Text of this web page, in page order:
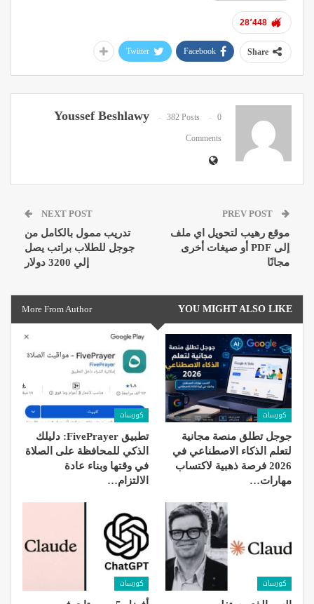
28٬448
Share
Facebook
Twitter
Youssef Beshlawy 382 Posts 0
Comments
موقع رهيب لتحويل اي ملف
إلى PDF أو صيغات أخرى
مجانًا
NEXT POST
تدريب ممول بالكامل من
جوجل للطلاب براتب يصل
إلي 3200 دولار
YOU MIGHT ALSO LIKE
More From Author
كورسات
جوجل تطلق منصة مجانية
لتعلم الذكاء الاصطناعي في
2026 فرصة ذهبية لاكتساب
مهارات…
كورسات
تطبيق FivePrayer: دليلك
الذكي للمحافظة على الصلاة
في وقتها وبناء عادة
الالتزام…
كورسات كورسات